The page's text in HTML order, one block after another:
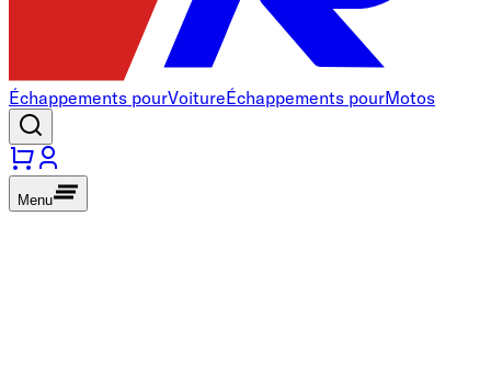
Échappements pourVoitureÉchappements pourMotos
Menu